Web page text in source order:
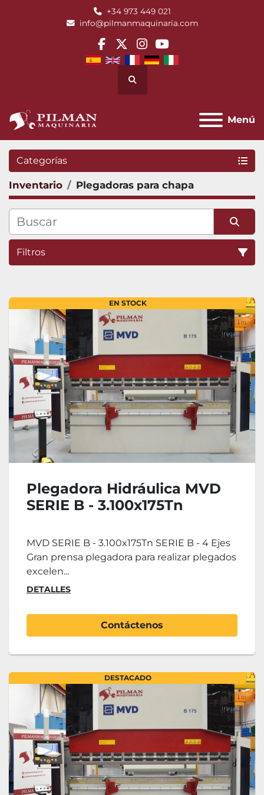
+34 973 449 021
info@pilmanmaquinaria.com
facebook
twitterinstagram
youtube
Buscar
Menú
Categorías
Inventario Plegadoras para chapa
Filtros
EN STOCK
Plegadora Hidráulica MVD
SERIE B - 3.100x175Tn
MVD SERIE B - 3.100x175Tn SERIE B - 4 Ejes
Gran prensa plegadora para realizar plegados
excelen...
DETALLES
Contáctenos
DESTACADO